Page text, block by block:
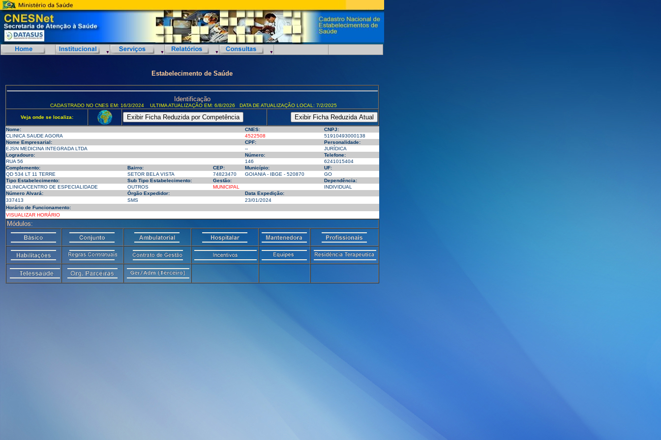
Estabelecimento de Saúde
Identificação
CADASTRADO NO CNES EM: 16/3/2024 ULTIMA ATUALIZAÇÃO EM: 6/8/2026 DATA DE ATUALIZAÇÃO LOCAL: 7/2/2025
Veja onde se localiza:
Nome: CNES:
CNPJ:
CLINICA SAUDE AGORA
4522508
51910493000138
Nome Empresarial:
CPF:
Personalidade:
EJSN MEDICINA INTEGRADA LTDA
--
JURÍDICA
Logradouro:
Número:
Telefone:
RUA 56
146
6241015404
Complemento:
Bairro: CEP: Município:
UF:
QD 534 LT 11 TERRE
SETOR BELA VISTA 74823470 GOIANIA - IBGE - 520870
GO
Tipo Estabelecimento:
Sub Tipo Estabelecimento: Gestão:
Dependência:
CLINICA/CENTRO DE ESPECIALIDADE
OUTROS MUNICIPAL
INDIVIDUAL
Número Alvará:
Órgão Expedidor:
Data Expedição:
337413
SMS
23/01/2024
Horário de Funcionamento:
VISUALIZAR HORÁRIO
Módulos: